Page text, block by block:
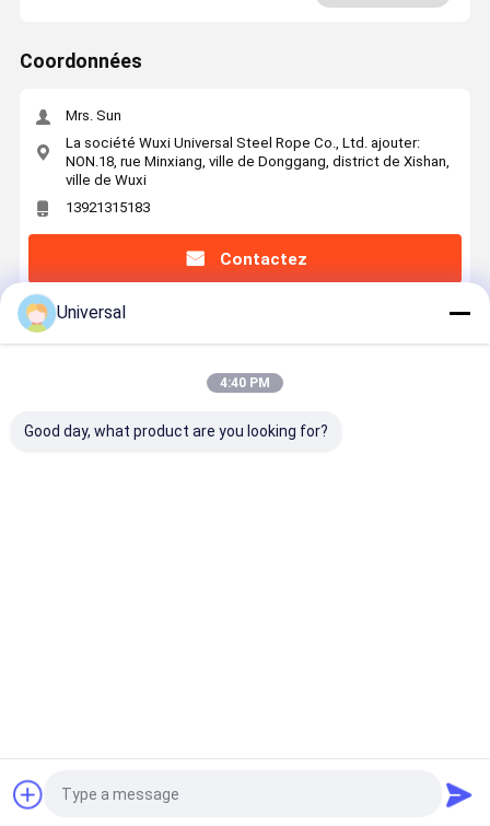
Coordonnées
Mrs. Sun
La société Wuxi Universal Steel Rope Co., Ltd. ajouter:
NON.18, rue Minxiang, ville de Donggang, district de Xishan,
ville de Wuxi
13921315183
Contactez
Corde en acier d'ascenseur de construction de
1570N/mm2 et un diamètre de 13 mm
Qualité
2026 Wuxi Universal Steel Rope Co., Ltd. All Rights Reserved.
Universal
4:40 PM
Good day, what product are you looking for?